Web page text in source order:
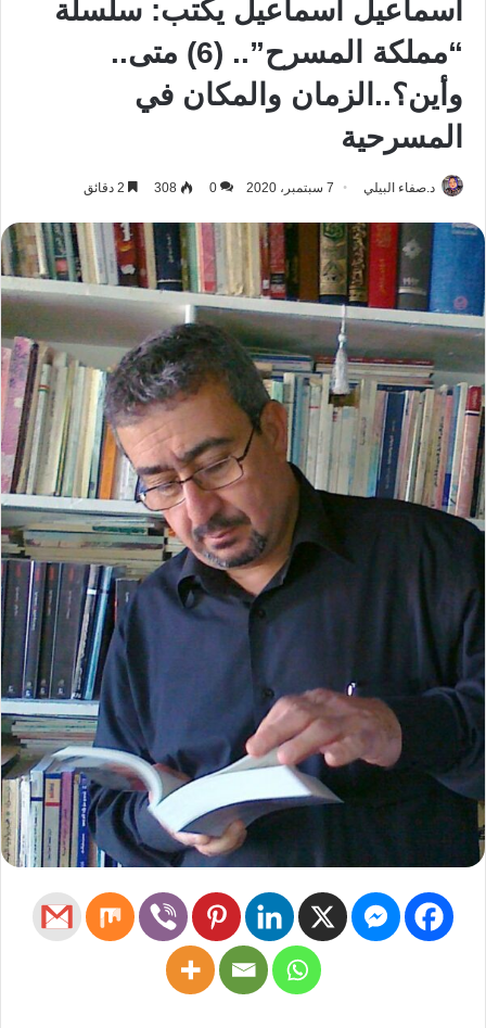
اسماعيل اسماعيل يكتب: سلسلة
“مملكة المسرح”.. (6) متى..
وأين؟..الزمان والمكان في
المسرحية
د.صفاء البيلي 7 سبتمبر، 2020 0
308